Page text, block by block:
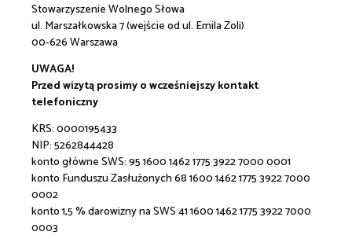
Stowarzyszenie Wolnego Słowa
ul. Marszałkowska 7 (wejście od ul. Emila Zoli)
00-626 Warszawa
UWAGA!
Przed wizytą prosimy o wcześniejszy kontakt
telefoniczny
KRS: 0000195433
NIP: 5262844428
konto główne SWS:95 1600 1462 1775 3922 7000 0001
konto Funduszu Zasłużonych 68 1600 1462 1775 3922 7000
0002
konto 1,5 % darowizny na SWS 41 1600 1462 1775 3922 7000
0003